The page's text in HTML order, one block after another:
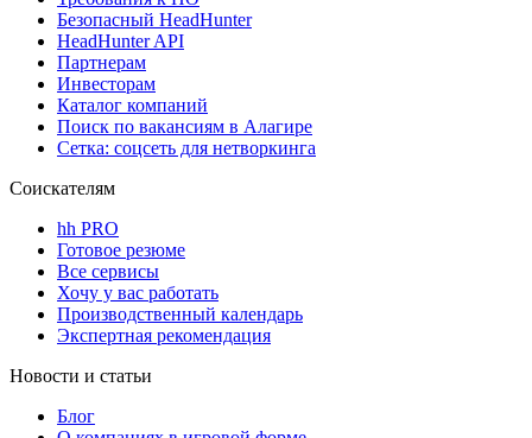
Безопасный HeadHunter
HeadHunter API
Партнерам
Инвесторам
Каталог компаний
Поиск по вакансиям в Алагире
Сетка: соцсеть для нетворкинга
Соискателям
hh PRO
Готовое резюме
Все сервисы
Хочу у вас работать
Производственный календарь
Экспертная рекомендация
Новости и статьи
Блог